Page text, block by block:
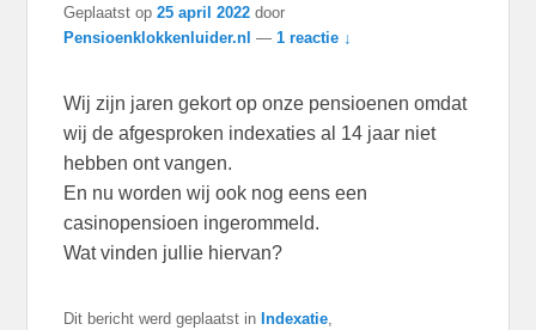
Geplaatst op25 april 2022 door
Pensioenklokkenluider.nl —1 reactie ↓
Wij zijn jaren gekort op onze pensioenen omdat
wij de afgesproken indexaties al 14 jaar niet
hebben ont vangen.
En nu worden wij ook nog eens een
casinopensioen ingerommeld.
Wat vinden jullie hiervan?
Dit bericht werd geplaatst in Indexatie